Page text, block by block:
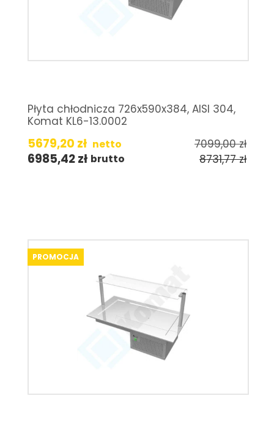
Płyta chłodnicza 726x590x384, AISI 304,
Komat KL6-13.0002
5679,20 zł netto 7099,00zł
6985,42zł brutto 8731,77zł
PROMOCJA